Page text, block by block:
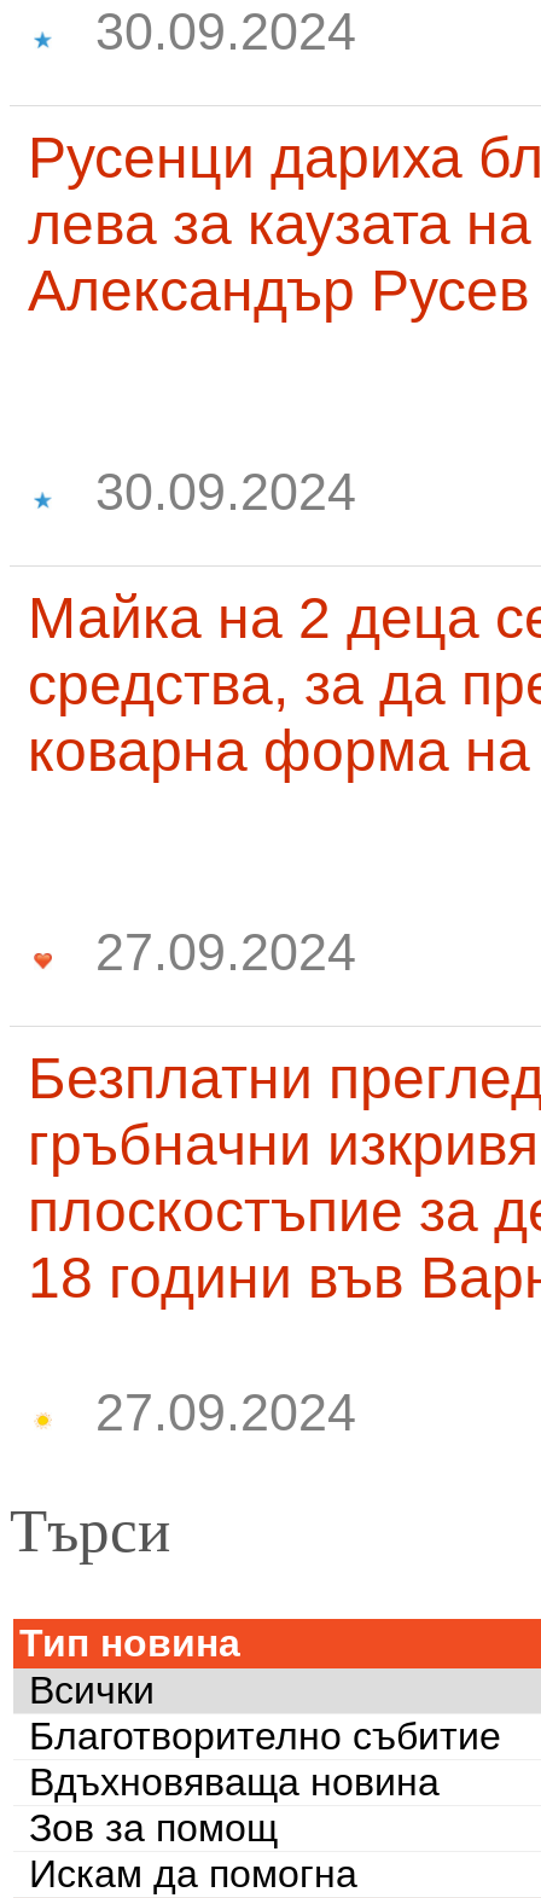
30.09.2024
Русенци дариха
лева за каузата
Александър Русев
30.09.2024
Майка на 2 деца
средства, за да
коварна форма на
27.09.2024
Безплатни
гръбначни
плоскостъпие за
18 години във
27.09.2024
Търси
Тип новина
Всички
Благотворително събитие
Вдъхновяваща новина
Зов за помощ
Искам да помогна